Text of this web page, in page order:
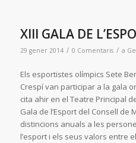
XIII GALA DE
29 gener 2014 / 0 Comentaris / a
Els esportistes olímpics Sete
Crespí van participar a la gala
cita ahir en el Teatre Principal
Gala de l’Esport del Consell de
distincions anuals a les
l’esport i els seus valors entre